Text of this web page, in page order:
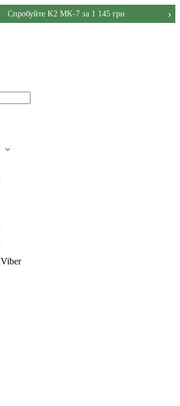
Спробуйте K2 MK-7 за 1 145 грн ›
Viber